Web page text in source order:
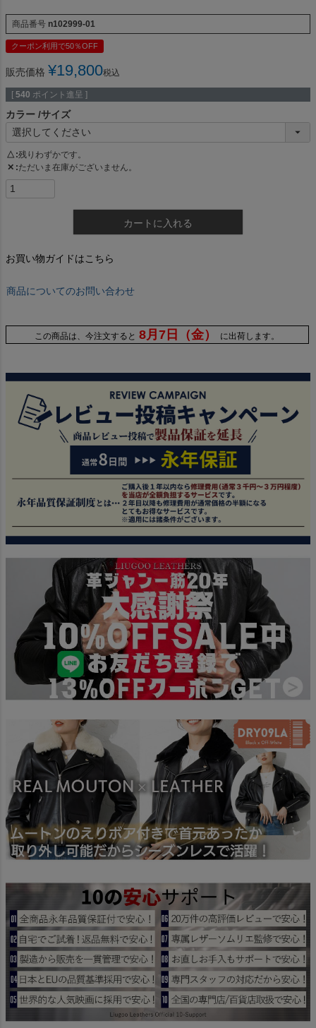
商品番号 n102999-01
クーポン利用で50％OFF
販売価格 ¥19,800税込
[ 540 ポイント進呈 ]
カラー サイズ
△ 残りわずかです。
✕ ただいま在庫がございません。
カートに入れる
お買い物ガイドはこちら
商品についてのお問い合わせ